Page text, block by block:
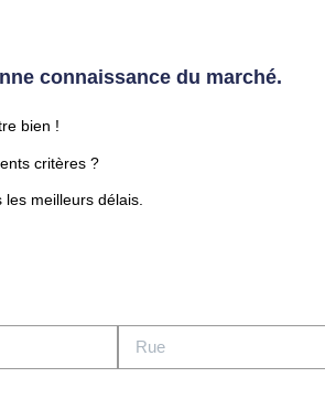
connaissance du marché.
bien !
critères ?
meilleurs délais.